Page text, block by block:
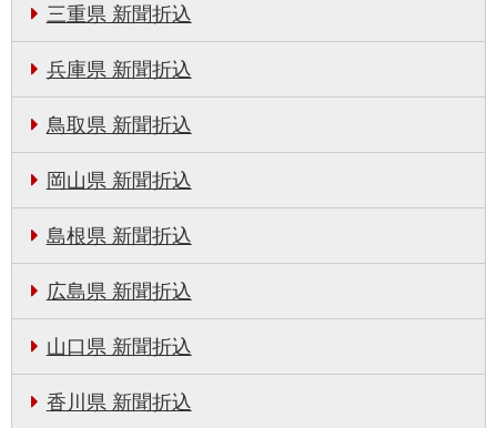
三重県 新聞折込
兵庫県 新聞折込
鳥取県 新聞折込
岡山県 新聞折込
島根県 新聞折込
広島県 新聞折込
山口県 新聞折込
香川県 新聞折込